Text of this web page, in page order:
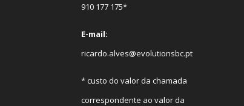
910 177 175*
E-mail:
ricardo.alves@evolutionsbc.pt
* custo do valor da chamada
correspondente ao valor da